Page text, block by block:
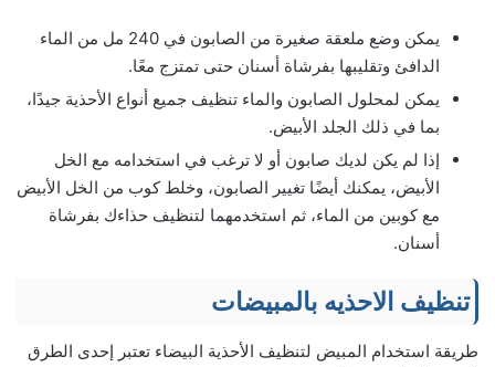
يمكن وضع ملعقة صغيرة من الصابون في 240 مل من الماء
الدافئ وتقليبها بفرشاة أسنان حتى تمتزج معًا.
يمكن لمحلول الصابون والماء تنظيف جميع أنواع الأحذية جيدًا،
بما في ذلك الجلد الأبيض.
إذا لم يكن لديك صابون أو لا ترغب في استخدامه مع الخل
الأبيض، يمكنك أيضًا تغيير الصابون، وخلط كوب من الخل الأبيض
مع كوبين من الماء، ثم استخدمهما لتنظيف حذاءك بفرشاة
أسنان.
تنظيف الاحذيه بالمبيضات
طريقة استخدام المبيض لتنظيف الأحذية البيضاء تعتبر إحدى الطرق